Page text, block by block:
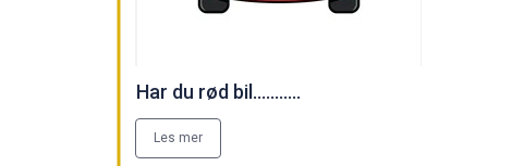
Har du rød bil...........
Les mer